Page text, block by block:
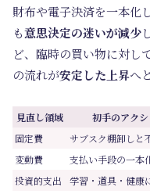
財布や電子決済を一本化
も意思決定の迷いが減少
ど、臨時の買い物に対し
の流れが安定した上昇へ
見直し領域 初手のアク
固定費
サブスク棚卸しと
変動費
支払い手段の一本
投資的支出
学習・道具・健康